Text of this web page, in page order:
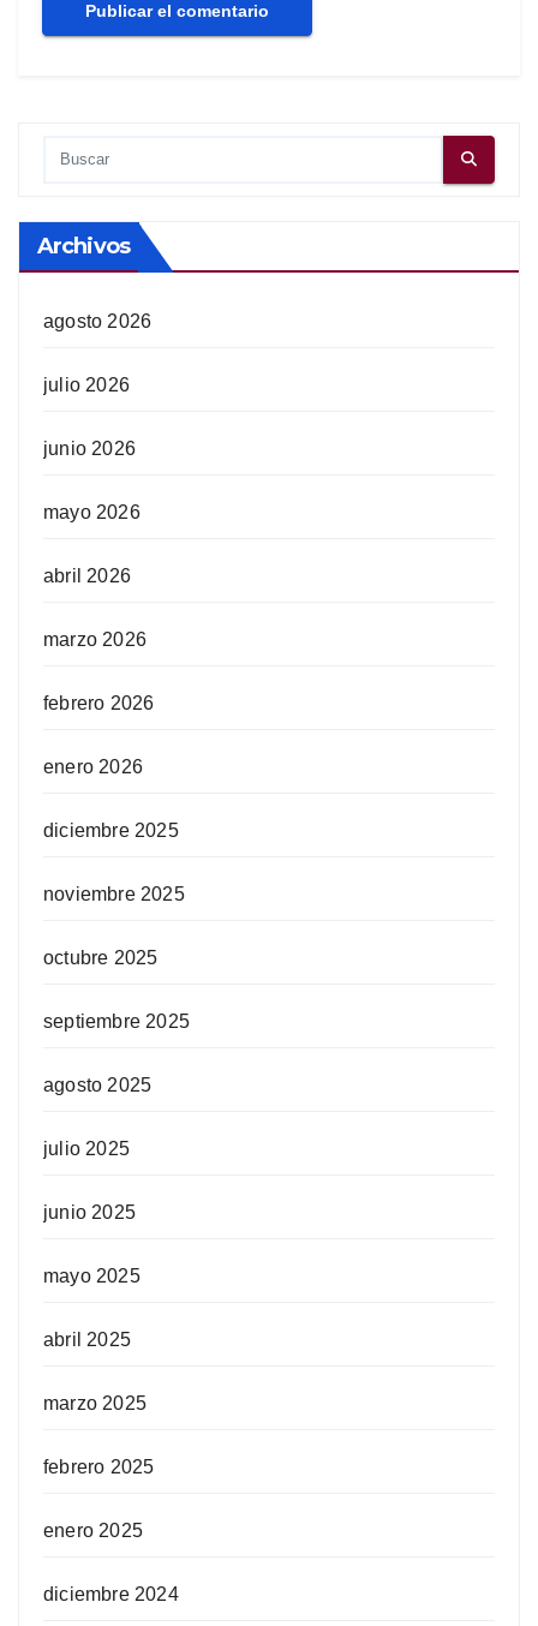
Archivos
agosto 2026
julio 2026
junio 2026
mayo 2026
abril 2026
marzo 2026
febrero 2026
enero 2026
diciembre 2025
noviembre 2025
octubre 2025
septiembre 2025
agosto 2025
julio 2025
junio 2025
mayo 2025
abril 2025
marzo 2025
febrero 2025
enero 2025
diciembre 2024